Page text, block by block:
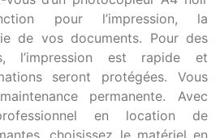
pour l’impression, la
de vos documents. Pour des
l’impression est rapide et
seront protégées. Vous
permanente. Avec
en location de
choisissez le matériel en